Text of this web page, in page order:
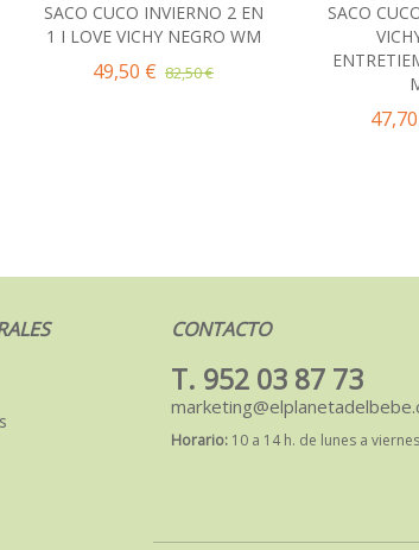
Añadir al carrito
SACO CUCO INVIERNO 2 EN
1 I LOVE VICHY NEGRO WM
49,50 € 82,50 €
SACO
CONTACTO
T. 952 03 87 73
Horario: 10 a 14 h. de lunes a viernes